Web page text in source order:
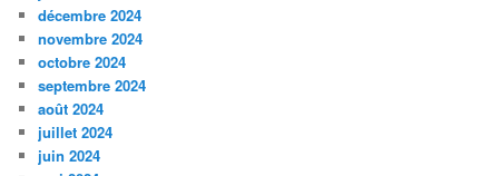
décembre 2024
novembre 2024
octobre 2024
septembre 2024
août 2024
juillet 2024
juin 2024